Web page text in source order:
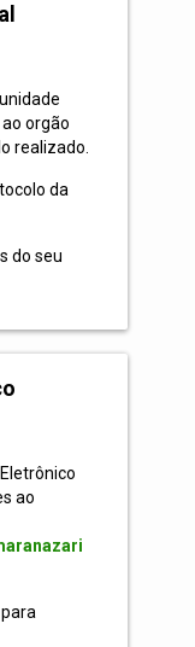
orgão
realizado.
da
do seu
ao